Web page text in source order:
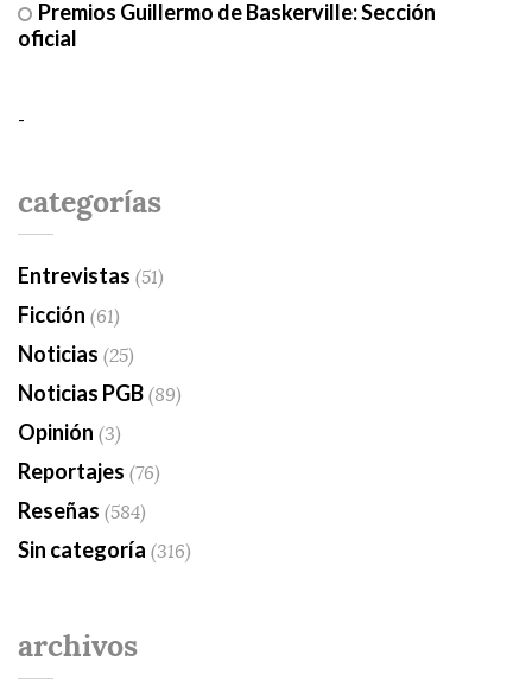
Premios Guillermo de Baskerville: Sección
oficial
-
categorías
Entrevistas (51)
Ficción (61)
Noticias (25)
Noticias PGB(89)
Opinión (3)
Reportajes (76)
Reseñas (584)
Sin categoría (316)
archivos